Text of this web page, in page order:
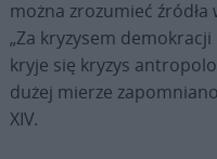
można zrozumieć źródła
„Za kryzysem
kryje się kryzys
dużej mierze
XIV.